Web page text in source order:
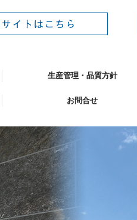
生産管理・品質方針
お問合せ